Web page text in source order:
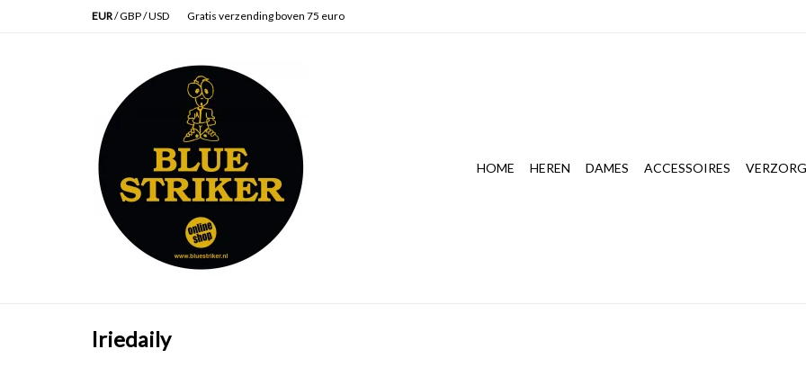
EUR/GBP/USD Gratis verzending boven 75 euro
HOME HEREN DAMES ACCESSOIRES
Iriedaily